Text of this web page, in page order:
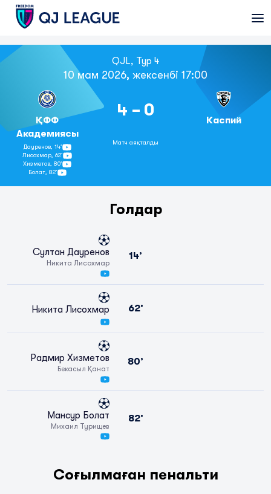
QJL, Тур 4
10 мам 2026, жексенбі 17:00
ҚФФ
Академиясы
Дауренов, 14’
Лисохмар,62’
Хизметов,80’
Болат, 82’
4 - 0
Матч аяқталды
Каспий
Голдар
Никита Лисохмар
Султан Дауренов 14’
Никита Лисохмар 62’
Бекасыл Қанат
Радмир Хизметов 80’
Михаил Турищев
Мансур Болат 82’
Соғылмаған пенальти